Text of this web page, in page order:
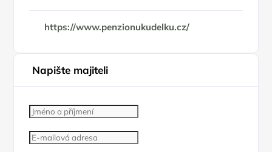
https://www.penzionukudelku.cz/
Napište majiteli